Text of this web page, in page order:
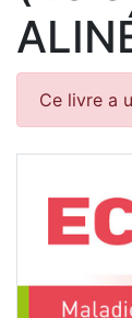
Ce livre a